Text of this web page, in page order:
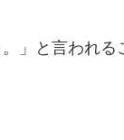
」と言われる